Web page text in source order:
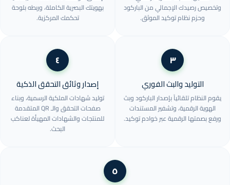
وتخصيص رصيدك الإجمالي من الباركود
وحزم نظام توكيد الموثق.
بهويتك البصرية الكاملة، وربطه بلوحة
تحكمك المركزية.
٣
التوليد والبث الفوري
يقوم النظام تلقائياً بإصدار الباركود وبث
الهوية الرقمية، وتشفير المستندات
ورفع بصمتها الرقمية عبر خوادم توكيد.
٤
إصدار وثائق التحقق الذكية
توليد شهادات الملكية الرسمية، وبناء
صفحات التحقق والـ QR المتقدمة
للمنتجات والشهادات المهيأة لعناكب
البحث.
٥